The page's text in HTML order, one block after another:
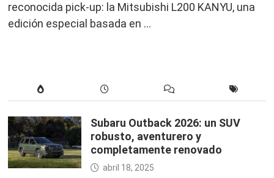
reconocida pick-up: la Mitsubishi L200 KANYU, una
edición especial basada en …
Subaru Outback 2026: un SUV
robusto, aventurero y
completamente renovado
abril 18, 2025